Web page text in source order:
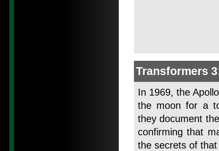
Transformers
In 1969, the
the moon for a
they document
confirming that
the secrets of